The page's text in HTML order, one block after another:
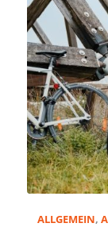
ALLGEMEIN,